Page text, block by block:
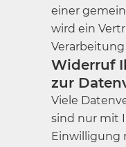
einer
wird ein
Widerruf
zur
Viele
sind nur mit
Einwilligung